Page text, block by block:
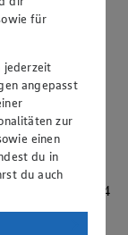
4
für
angepasst
zur
einen
du in
du auch
in den